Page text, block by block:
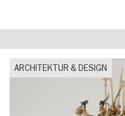
ARCHITEKTUR & DESIGN